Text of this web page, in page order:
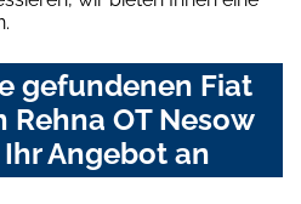
gefundenen Fiat
OT Nesow
Angebot an